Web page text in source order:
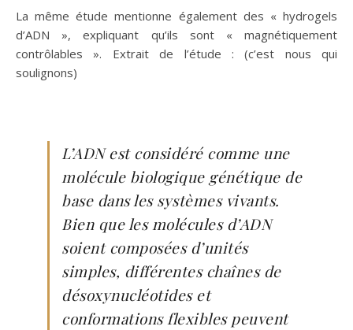
La même étude mentionne également des « hydrogels
d’ADN », expliquant qu’ils sont « magnétiquement
contrôlables ». Extrait de l’étude : (c’est nous qui
soulignons)
L’ADN est considéré comme une
molécule biologique génétique de
base dans les systèmes vivants.
Bien que les molécules d’ADN
soient composées d’unités
simples, différentes chaînes de
désoxynucléotides et
conformations flexibles peuvent